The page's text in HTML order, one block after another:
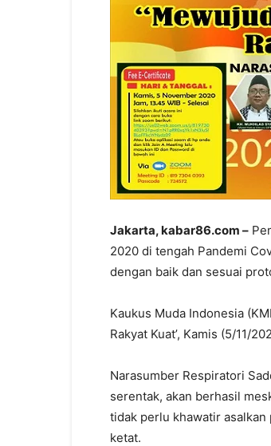
Jakarta, kabar86.com –
2020 di tengah Pandemi
dengan baik dan sesuai
Kaukus Muda Indonesia
Rakyat Kuat’, Kamis (5/11/
Narasumber Respiratori
serentak, akan berhasil
tidak perlu khawatir
ketat.